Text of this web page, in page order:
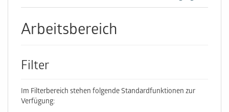
Arbeitsbereich
Filter
Im Filterbereich stehen folgende Standardfunktionen zur
Verfügung: